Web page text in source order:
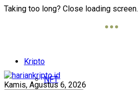
Taking too long? Close loading screen.
Kripto
NFT
Kamis, Agustus 6, 2026